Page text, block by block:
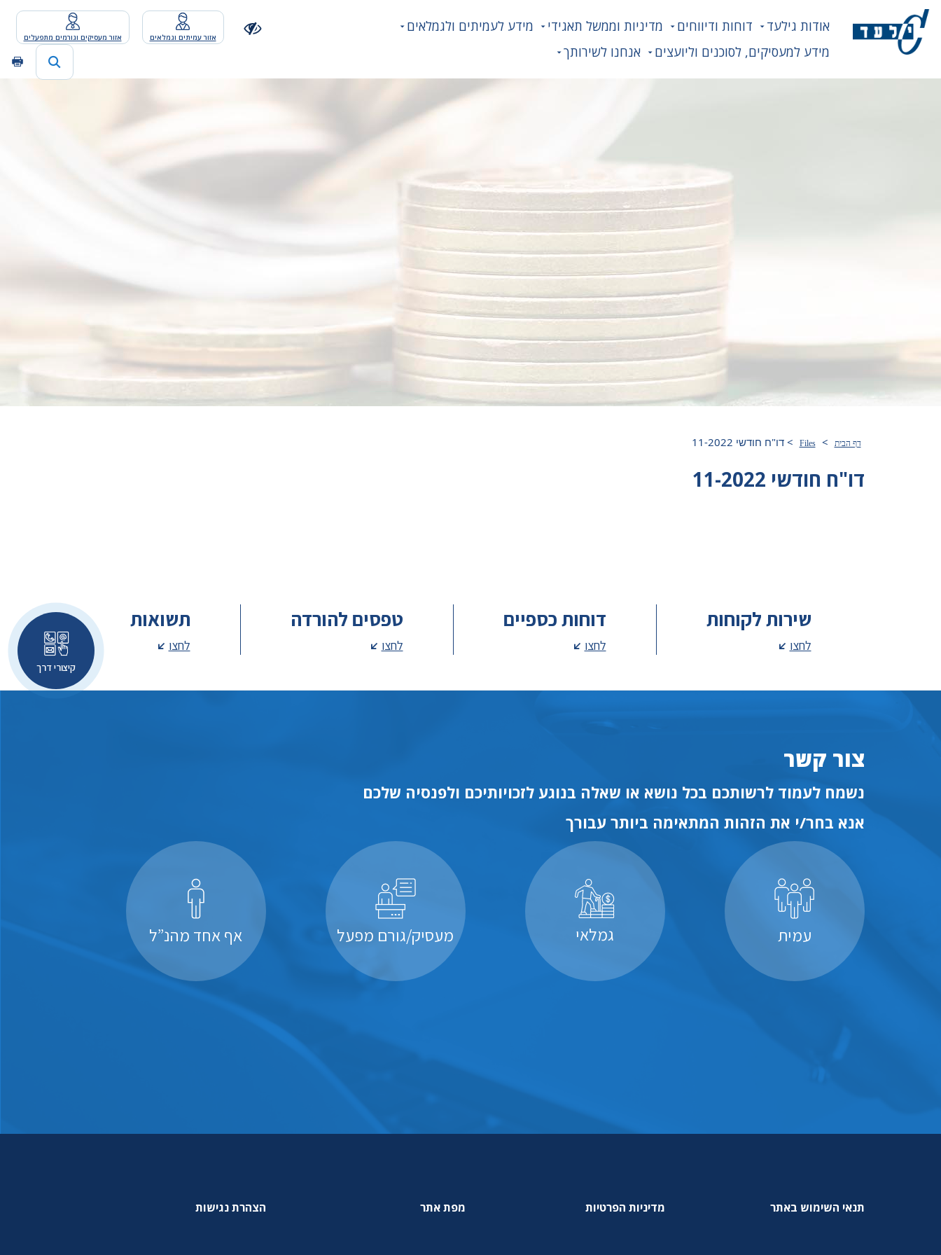
אודות גילעד דוחות ודיווחים מדיניות וממשל תאגידי
מידע לעמיתים ולגמלאים
מידע למעסיקים, לסוכנים וליועצים
אנחנו לשירותך
אזור עמיתים וגמלאים אזור מעסיקים וגורמים מתפעלים
קיצורי דרך
דף הבית >
Files
>דו"ח חודשי 11-2022
דו"ח חודשי 11-2022
שירות לקוחות
לחצו
דוחות כספיים
לחצו
טפסים להורדה
לחצו
תשואות
לחצו
צור קשר
נשמח לעמוד לרשותכם בכל נושא או שאלה בנוגע לזכויותיכם ולפנסיה שלכם
אנא בחר/י את הזהות המתאימה ביותר עבורך
עמית גמלאי מעסיק/גורם מפעל אף אחד מהנ”ל
תנאי השימוש באתר מדיניות הפרטיות מפת אתר הצהרת נגישות